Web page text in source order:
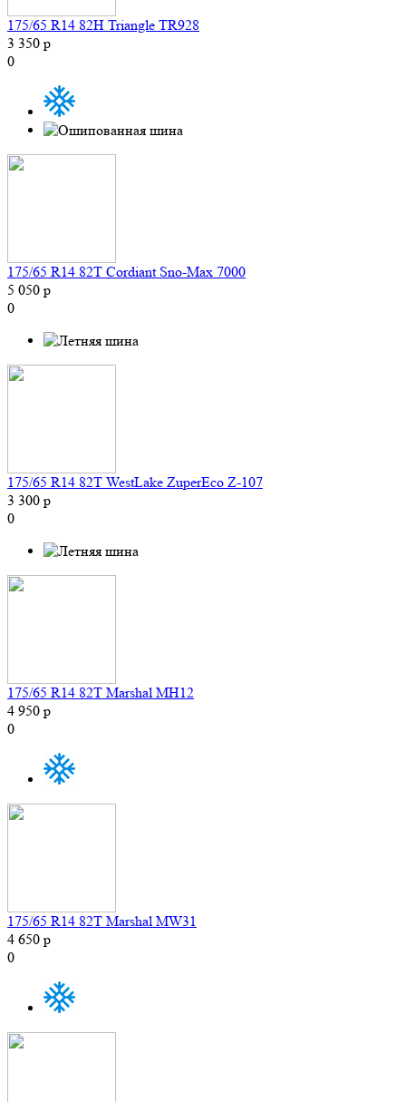
175/65 R14 82H Triangle TR928
3 350 р
0
175/65 R14 82T Cordiant Sno-Max 7000
5 050 р
0
175/65 R14 82T WestLake ZuperEco Z-107
3 300 р
0
175/65 R14 82T Marshal MH12
4 950 р
0
175/65 R14 82T Marshal MW31
4 650 р
0